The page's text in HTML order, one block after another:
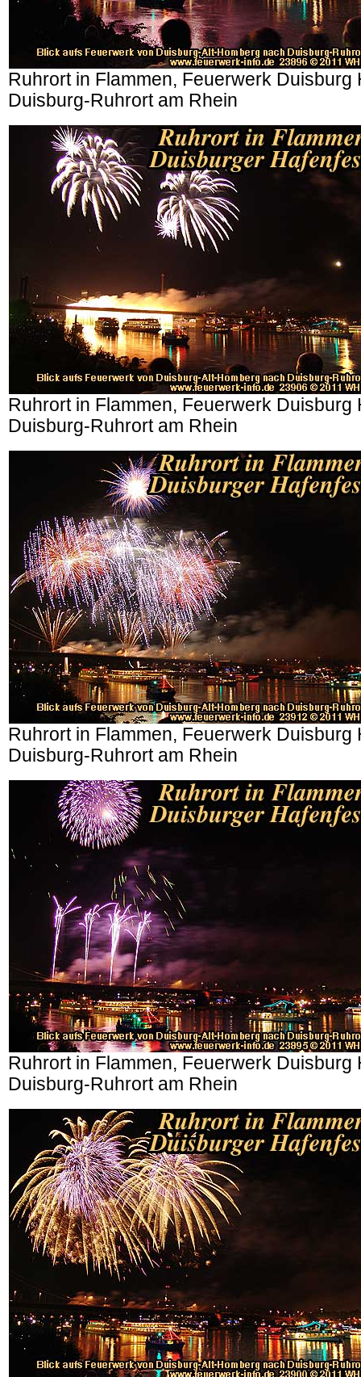
Ruhrort in Flammen, Feuerwerk Duisburg
Duisburg-Ruhrort am Rhein
Ruhrort in Flammen, Feuerwerk Duisburg
Duisburg-Ruhrort am Rhein
Ruhrort in Flammen, Feuerwerk Duisburg
Duisburg-Ruhrort am Rhein
Ruhrort in Flammen, Feuerwerk Duisburg
Duisburg-Ruhrort am Rhein